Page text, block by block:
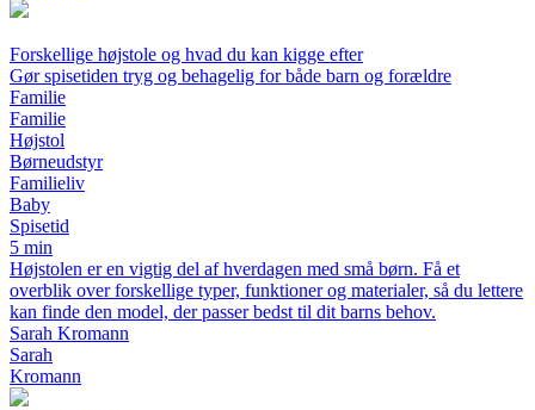
Forskellige højstole og hvad du kan kigge efter
Gør spisetiden tryg og behagelig for både barn og forældre
Familie
Familie
Højstol
Børneudstyr
Familieliv
Baby
Spisetid
5 min
Højstolen er en vigtig del af hverdagen med små børn. Få et
overblik over forskellige typer, funktioner og materialer, så du lettere
kan finde den model, der passer bedst til dit barns behov.
Sarah Kromann
Sarah
Kromann